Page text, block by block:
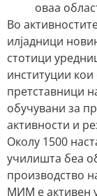
оваа
Во
илјадници
стотици
институции кои
претставници
обучувани за
активности и
Околу 1500
училишта беа
производство
МИМ е активен